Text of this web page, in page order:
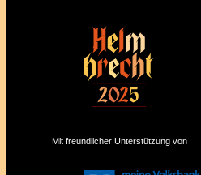
Mit freundlicher Unterstützung von